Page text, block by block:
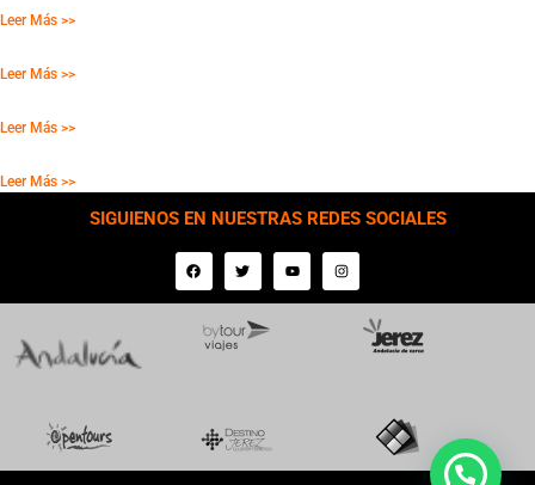
Leer Más >>
Leer Más >>
Leer Más >>
Leer Más >>
SIGUIENOS EN NUESTRAS REDES SOCIALES